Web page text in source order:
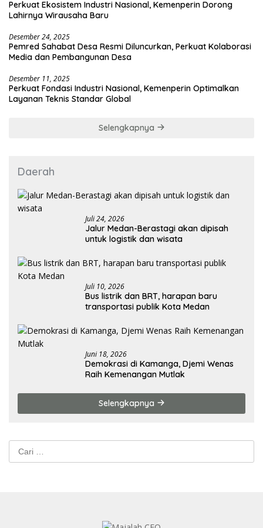
Perkuat Ekosistem Industri Nasional, Kemenperin Dorong
Lahirnya Wirausaha Baru
Desember 24, 2025
Pemred Sahabat Desa Resmi Diluncurkan, Perkuat Kolaborasi
Media dan Pembangunan Desa
Desember 11, 2025
Perkuat Fondasi Industri Nasional, Kemenperin Optimalkan
Layanan Teknis Standar Global
Selengkapnya
Daerah
Juli 24, 2026
Jalur Medan-Berastagi akan dipisah
untuk logistik dan wisata
Juli 10, 2026
Bus listrik dan BRT, harapan baru
transportasi publik Kota Medan
Juni 18, 2026
Demokrasi di Kamanga, Djemi Wenas
Raih Kemenangan Mutlak
Selengkapnya